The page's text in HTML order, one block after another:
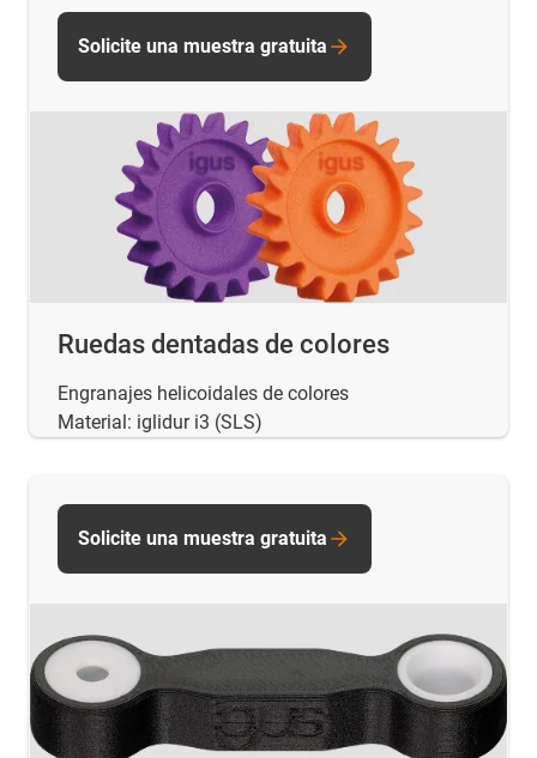
Ruedas dentadas de colores
Engranajes helicoidales de colores
Material: iglidur i3 (SLS)
Solicite una muestra gratuita
Solicite una muestra gratuita